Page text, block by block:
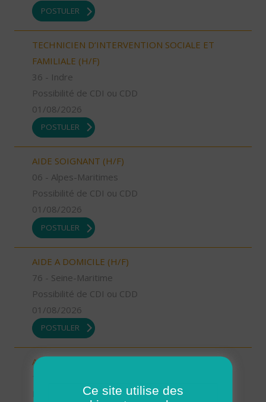
POSTULER
TECHNICIEN D’INTERVENTION SOCIALE ET
FAMILIALE (H/F)
36 - Indre
Possibilité de CDI ou CDD
01/08/2026
POSTULER
AIDE SOIGNANT (H/F)
06 - Alpes-Maritimes
Possibilité de CDI ou CDD
01/08/2026
POSTULER
AIDE A DOMICILE (H/F)
76 - Seine-Maritime
Possibilité de CDI ou CDD
01/08/2026
POSTULER
AIDE A DOMICILE (H/F)
Possibilité de CDI ou CDD
Ce site utilise des